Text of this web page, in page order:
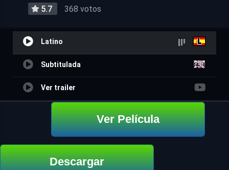
5.7 368 votos
Latino
Subtitulada
Ver trailer
Ver Película
Descargar